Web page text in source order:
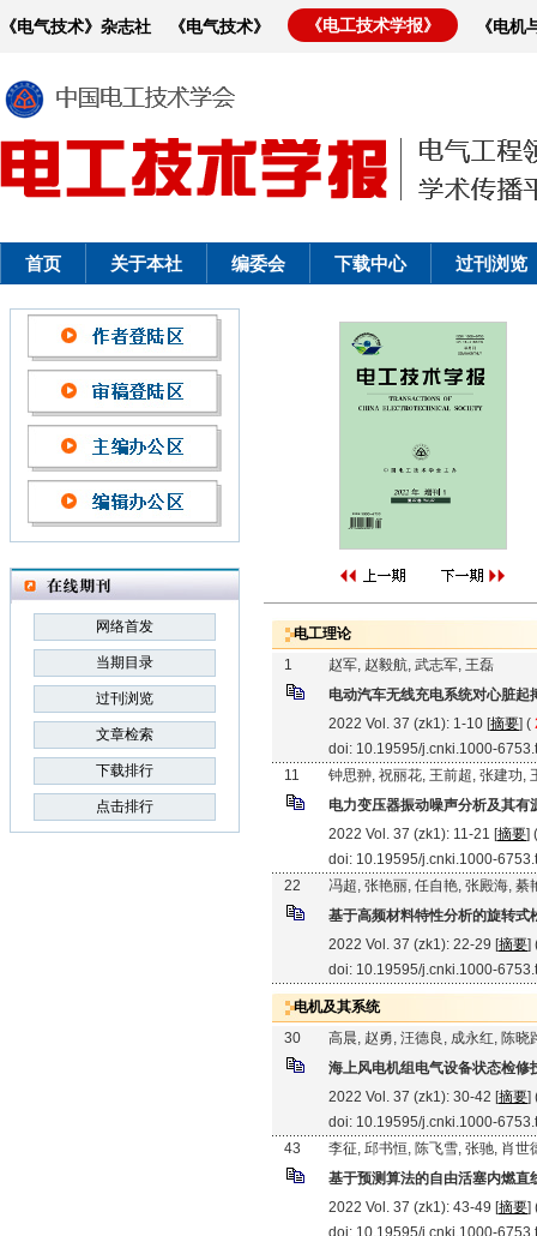
《电气技术》杂志社 《电气技术》 《电工技术学报》 《电
首页 关于本社 编委会 下载中心 过刊浏览
网络首发
当期目录
过刊浏览
文章检索
下载排行
点击排行
电工理论
1
赵军, 赵毅航, 武志军, 王磊
电动汽车无线充电系统对心脏
2022 Vol. 37 (zk1): 1-10 [摘要] (
doi: 10.19595/j.cnki.1000-
11
钟思翀, 祝丽花, 王前超, 张建功,
电力变压器振动噪声分析及其有
2022 Vol. 37 (zk1): 11-21 [摘要]
doi: 10.19595/j.cnki.1000-
22
冯超, 张艳丽, 任自艳, 张殿海, 綦
基于高频材料特性分析的旋转式
2022 Vol. 37 (zk1): 22-29 [摘要]
doi: 10.19595/j.cnki.1000-
电机及其系统
30
高晨, 赵勇, 汪德良, 成永红, 陈晓
海上风电机组电气设备状态检修
2022 Vol. 37 (zk1): 30-42 [摘要]
doi: 10.19595/j.cnki.1000-
43
李征, 邱书恒, 陈飞雪, 张驰, 肖世
基于预测算法的自由活塞内燃直
2022 Vol. 37 (zk1): 43-49 [摘要]
doi: 10.19595/j.cnki.1000-